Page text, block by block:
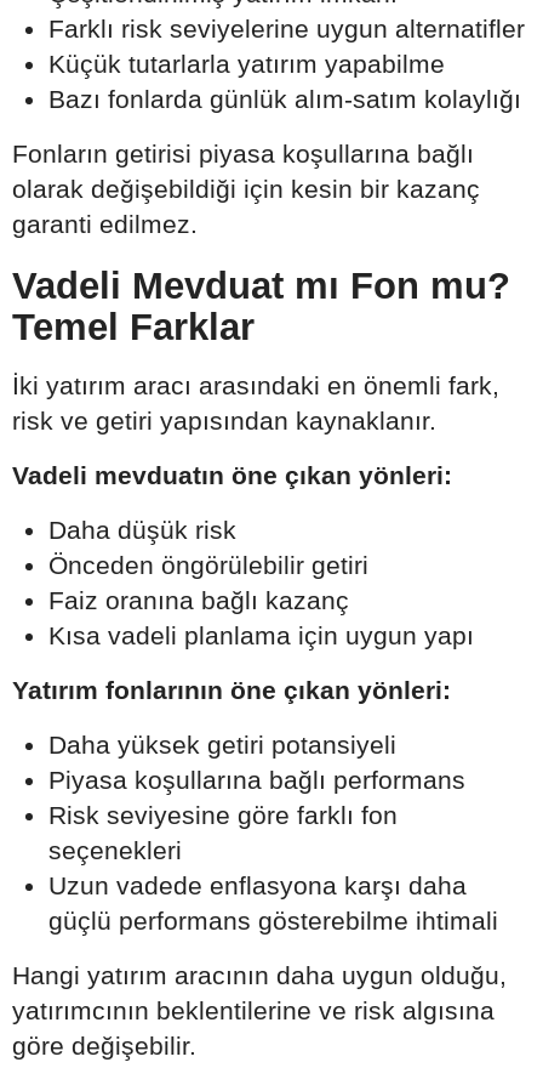
Farklı risk seviyelerine uygun alternatifler
Küçük tutarlarla yatırım yapabilme
Bazı fonlarda günlük alım-satım kolaylığı
Fonların getirisi piyasa koşullarına bağlı
olarak değişebildiği için kesin bir kazanç
garanti edilmez.
Vadeli Mevduat mı Fon mu?
Temel Farklar
İki yatırım aracı arasındaki en önemli fark,
risk ve getiri yapısından kaynaklanır.
Vadeli mevduatın öne çıkan yönleri:
Daha düşük risk
Önceden öngörülebilir getiri
Faiz oranına bağlı kazanç
Kısa vadeli planlama için uygun yapı
Yatırım fonlarının öne çıkan yönleri:
Daha yüksek getiri potansiyeli
Piyasa koşullarına bağlı performans
Risk seviyesine göre farklı fon
seçenekleri
Uzun vadede enflasyona karşı daha
güçlü performans gösterebilme ihtimali
Hangi yatırım aracının daha uygun olduğu,
yatırımcının beklentilerine ve risk algısına
göre değişebilir.